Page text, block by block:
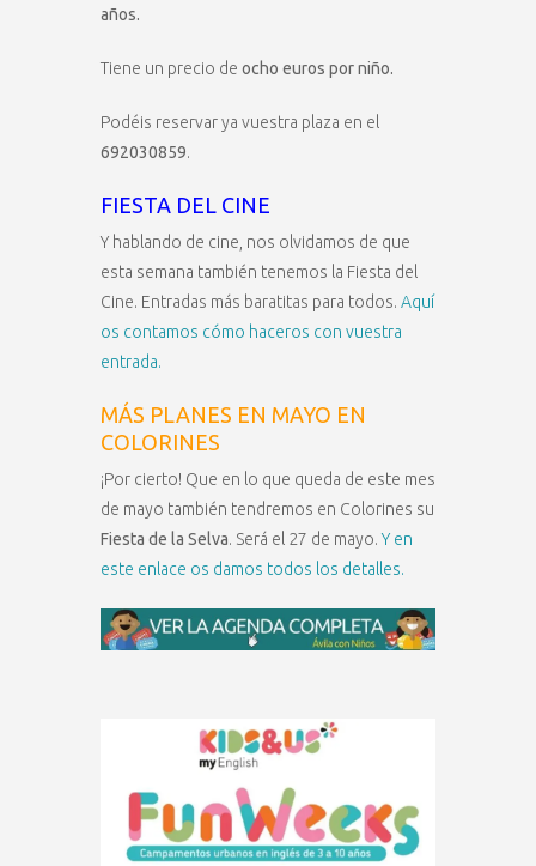
años.
Tiene un precio de ocho euros por niño.
Podéis reservar ya vuestra plaza en el
692030859.
FIESTA DEL CINE
Y hablando de cine, nos olvidamos de que
esta semana también tenemos la Fiesta del
Cine. Entradas más baratitas para todos. Aquí
os contamos cómo haceros con vuestra
entrada.
MÁS PLANES EN MAYO EN
COLORINES
¡Por cierto! Que en lo que queda de este mes
de mayo también tendremos en Colorines su
Fiesta de la Selva. Será el 27 de mayo.Y en
este enlace os damos todos los detalles.